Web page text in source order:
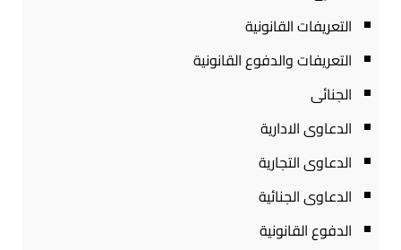
التعريفات القانونية
التعريفات والدفوع القانونية
الجنائى
الدعاوى الادارية
الدعاوى التجارية
الدعاوى الجنائية
الدفوع القانونية